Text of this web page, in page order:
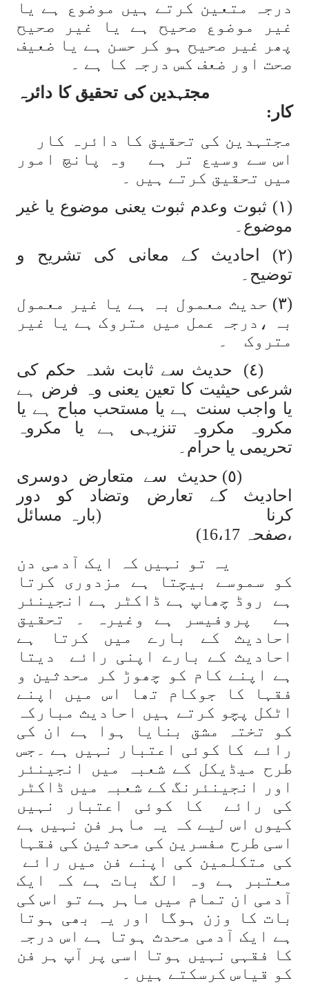
درجہ متعین کرتے ہیں موضوع ہے یا
غیر موضوع صحیح ہے یا غیر صحیح
پھر غیر صحیح ہو کر حسن ہے یا ضعیف
صحت اور ضعف کس درجہ کا ہے ۔
مجتہدین کی تحقیق کا دائرہ
کار:
مجتہدین کی تحقیق کا دائرہ کار
اس سے وسیع تر ہے وہ پانچ امور
میں تحقیق کرتے ہیں ۔
(١) ثبوت وعدم ثبوت یعنی موضوع یا غیر
موضوع۔
(٢) احادیث کے معانی کی تشریح و
توضیح۔
(٣) حدیث معمول بہ ہے یا غیر معمول
بہ ،درجہ عمل میں متروک ہے یا غیر
متروک ۔
(٤) حدیث سے ثابت شدہ حکم کی
شرعی حیثیت کا تعین یعنی وہ فرض ہے
یا واجب سنت ہے یا مستحب مباح ہے یا
مکروہ مکروہ تنزیہی ہے یا مکروہ
تحریمی یا حرام۔
(٥) حدیث سے متعارض دوسری
احادیث کے تعارض وتضاد کو دور
کرنا (بارہ مسائل
،صفحہ 16،17)
یہ تو نہیں کہ ایک آدمی دن
کو سموسے بیچتا ہے مزدوری کرتا
ہے روڈ چھاپ ہے ڈاکٹر ہے انجینئر
ہے پروفیسر ہے وغیرہ ۔ تحقیق
احادیث کے بارے میں کرتا ہے
احادیث کے بارے اپنی رائے دیتا
ہے اپنے کام کو چھوڑ کر محدثین و
فقہا کا جوکام تھا اس میں اپنے
اٹکل پچو کرتے ہیں احادیث مبارکہ
کو تختہ مشق بنایا ہوا ہے ان کی
رائے کا کوئی اعتبار نہیں ہے ۔جس
طرح میڈیکل کے شعبہ میں انجینئر
اور انجینئرنگ کے شعبہ میں ڈاکٹر
کی رائے کا کوئی اعتبار نہیں
کیوں اس لیے کہ یہ ماہر فن نہیں ہے
اسی طرح مفسرین کی محدثین کی فقہا
کی متکلمین کی اپنے فن میں رائے
معتبر ہے وہ الگ بات ہے کہ ایک
آدمی ان تمام میں ماہر ہے تو اس کی
بات کا وزن ہوگا اور یہ بھی ہوتا
ہے ایک آدمی محدث ہوتا ہے اس درجہ
کا فقہی نہیں ہوتا اسی پر آپ ہر فن
کو قیاس کرسکتے ہیں ۔